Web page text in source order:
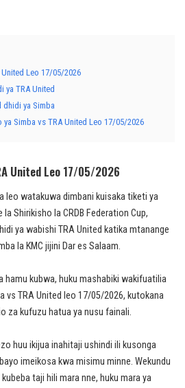
Leo 17/05/2026
ya TRA United
dhidi ya Simba
ya Simba vs TRA United Leo 17/05/2026
United Leo 17/05/2026
leo watakuwa dimbani kuisaka tiketi ya
Shirikisho la CRDB Federation Cup,
ya wabishi TRA United katika mtanange
la KMC jijini Dar es Salaam.
hamu kubwa, huku mashabiki wakifuatilia
vs TRA United leo 17/05/2026, kutokana
za kufuzu hatua ya nusu fainali.
huu ikijua inahitaji ushindi ili kusonga
imeikosa kwa misimu minne. Wekundu
taji hili mara nne, huku mara ya